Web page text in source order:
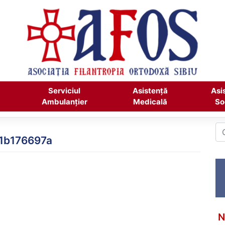
Serviciul
Ambulanțier
Asistență
Medicală